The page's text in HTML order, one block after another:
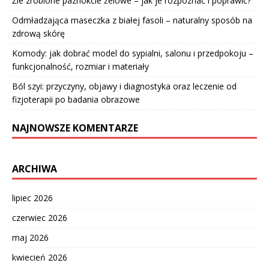
Odmładzająca maseczka z białej fasoli – naturalny sposób na
zdrową skórę
Komody: jak dobrać model do sypialni, salonu i przedpokoju –
funkcjonalność, rozmiar i materiały
Ból szyi: przyczyny, objawy i diagnostyka oraz leczenie od
fizjoterapii po badania obrazowe
NAJNOWSZE KOMENTARZE
ARCHIWA
lipiec 2026
czerwiec 2026
maj 2026
kwiecień 2026